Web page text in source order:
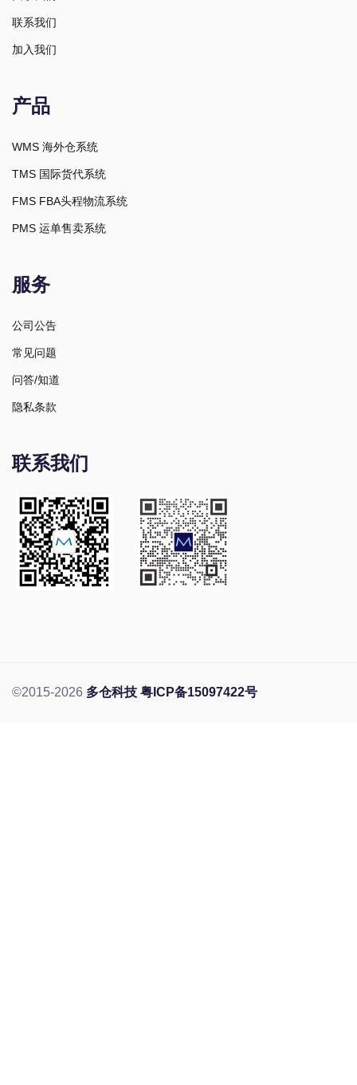
联系我们
加入我们
产品
WMS 海外仓系统
TMS 国际货代系统
FMS FBA头程物流系统
PMS 运单售卖系统
服务
公司公告
常见问题
问答/知道
隐私条款
联系我们
©2015-2026 多仓科技 粤ICP备15097422号